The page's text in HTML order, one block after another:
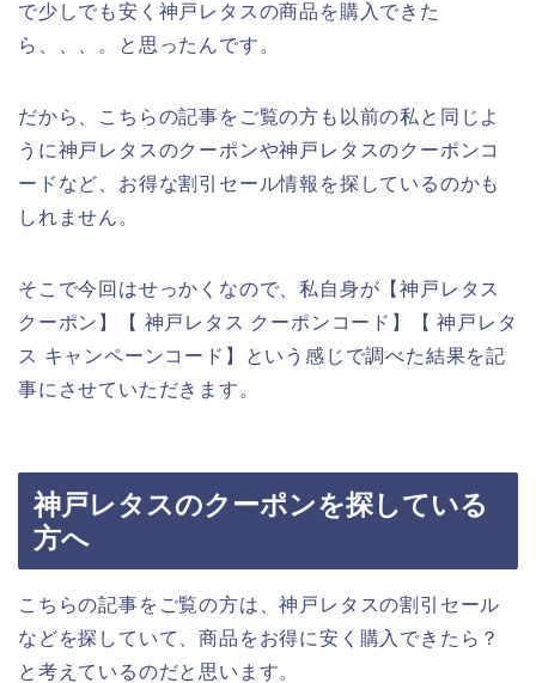
で少しでも安く神戸レタスの商品を購入できた
ら、、、。と思ったんです。
だから、こちらの記事をご覧の方も以前の私と同じよ
うに神戸レタスのクーポンや神戸レタスのクーポンコ
ードなど、お得な割引セール情報を探しているのかも
しれません。
そこで今回はせっかくなので、私自身が【神戸レタス
クーポン】【 神戸レタス クーポンコード】【 神戸レタ
ス キャンペーンコード】という感じで調べた結果を記
事にさせていただきます。
神戸レタスのクーポンを探している
方へ
こちらの記事をご覧の方は、神戸レタスの割引セール
などを探していて、商品をお得に安く購入できたら？
と考えているのだと思います。